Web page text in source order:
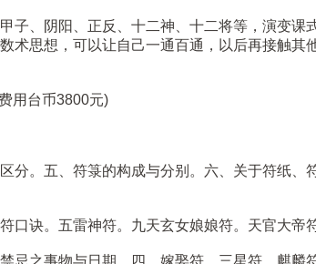
子、阴阳、正反、十二神、十二将等，演变
术思想，可以让自己一通百通，以后再接触
用台币3800元)
。五、符箓的构成与分别。六、关于符纸、
诀。五雷神符。九天玄女娘娘符。天官大帝
忌之事物与日期。四、嫁娶符、三星符、麒